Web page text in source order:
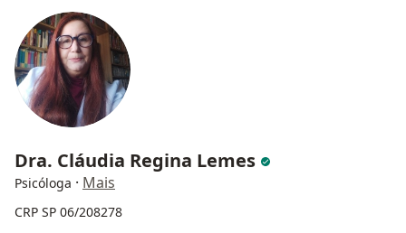
Dra. Cláudia Regina Lemes
Psicóloga · Mais
CRP SP 06/208278